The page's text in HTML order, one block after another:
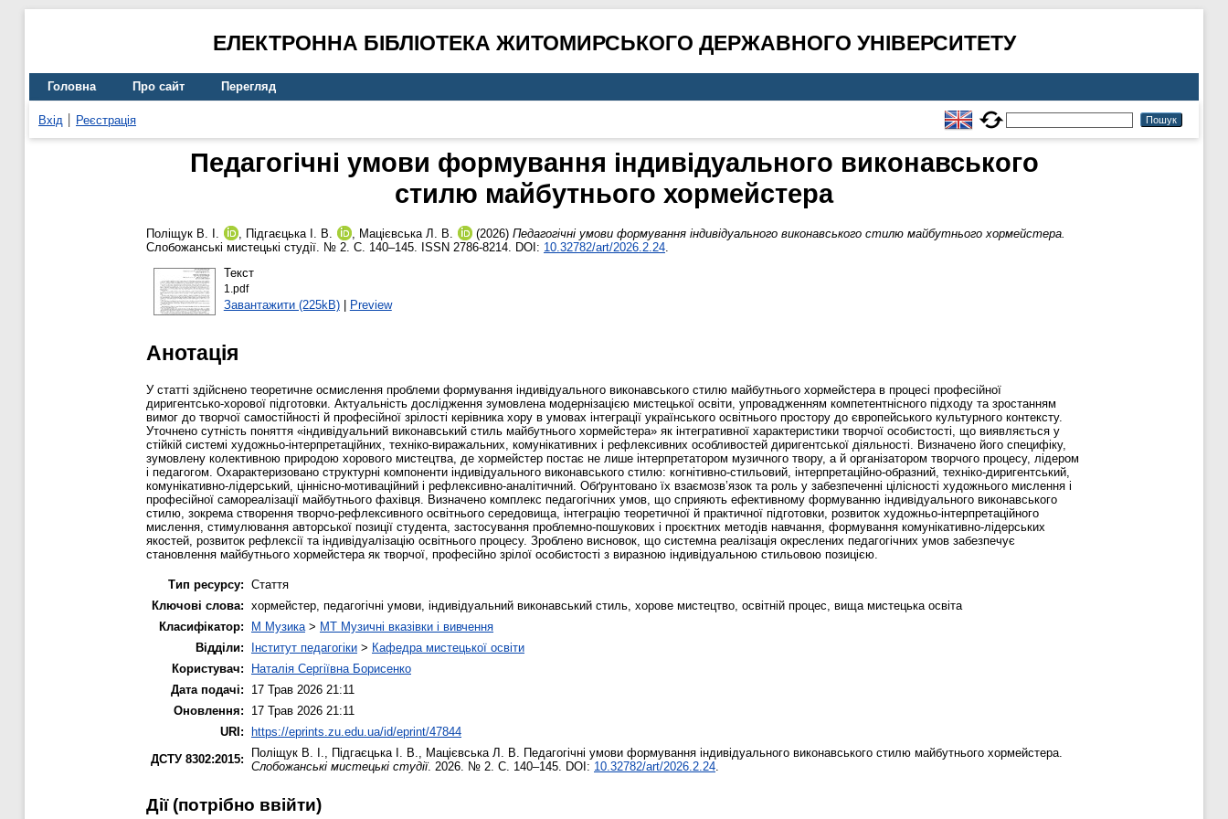
ЕЛЕКТРОННА БІБЛІОТЕКА ЖИТОМИРСЬКОГО ДЕРЖАВНОГО УНІВЕРСИТЕТУ
Головна Про сайт Перегляд
Вхід Реєстрація
Педагогічні умови формування індивідуального виконавського
стилю майбутнього хормейстера
Поліщук В. І. , Підгаєцька І. В. , Мацієвська Л. В. (2026) Педагогічні умови формування індивідуального виконавського стилю майбутнього хормейстера.
Слобожанські мистецькі студії. № 2. С. 140–145. ISSN 2786-8214. DOI: 10.32782/art/2026.2.24.
Текст
1.pdf
Завантажити (225kB)| Preview
Анотація
У статті здійснено теоретичне осмислення проблеми формування індивідуального виконавського стилю майбутнього хормейстера в процесі професійної
диригентсько-хорової підготовки. Актуальність дослідження зумовлена модернізацією мистецької освіти, упровадженням компетентнісного підходу та зростанням
вимог до творчої самостійності й професійної зрілості керівника хору в умовах інтеграції українського освітнього простору до європейського культурного контексту.
Уточнено сутність поняття «індивідуальний виконавський стиль майбутнього хормейстера» як інтегративної характеристики творчої особистості, що виявляється у
стійкій системі художньо-інтерпретаційних, техніко-виражальних, комунікативних і рефлексивних особливостей диригентської діяльності. Визначено його специфіку,
зумовлену колективною природою хорового мистецтва, де хормейстер постає не лише інтерпретатором музичного твору, а й організатором творчого процесу, лідером
і педагогом. Охарактеризовано структурні компоненти індивідуального виконавського стилю: когнітивно-стильовий, інтерпретаційно-образний, техніко-диригентський,
комунікативно-лідерський, ціннісно-мотиваційний і рефлексивно-аналітичний. Обґрунтовано їх взаємозв’язок та роль у забезпеченні цілісності художнього мислення і
професійної самореалізації майбутнього фахівця. Визначено комплекс педагогічних умов, що сприяють ефективному формуванню індивідуального виконавського
стилю, зокрема створення творчо-рефлексивного освітнього середовища, інтеграцію теоретичної й практичної підготовки, розвиток художньо-інтерпретаційного
мислення, стимулювання авторської позиції студента, застосування проблемно-пошукових і проєктних методів навчання, формування комунікативно-лідерських
якостей, розвиток рефлексії та індивідуалізацію освітнього процесу. Зроблено висновок, що системна реалізація окреслених педагогічних умов забезпечує
становлення майбутнього хормейстера як творчої, професійно зрілої особистості з виразною індивідуальною стильовою позицією.
Тип ресурсу: Стаття
Ключові слова: хормейстер, педагогічні умови, індивідуальний виконавський стиль, хорове мистецтво, освітній процес, вища мистецька освіта
Класифікатор:
M Музика > MT Музичні вказівки і вивчення
Відділи:
Інститут педагогіки > Кафедра мистецької освіти
Користувач:
Наталія Сергіївна Борисенко
Дата подачі:
17 Трав 2026 21:11
Оновлення:
17 Трав 2026 21:11
URI: https://eprints.zu.edu.ua/id/eprint/47844
ДСТУ 8302:2015:
Поліщук В. І. Підгаєцька І. В. Мацієвська Л. В.
Педагогічні умови формування індивідуального виконавського стилю майбутнього хормейстера.
Слобожанські мистецькі студії. 2026. № 2. С. 140–145. DOI: 10.32782/art/2026.2.24
Дії ​​(потрібно ввійти)